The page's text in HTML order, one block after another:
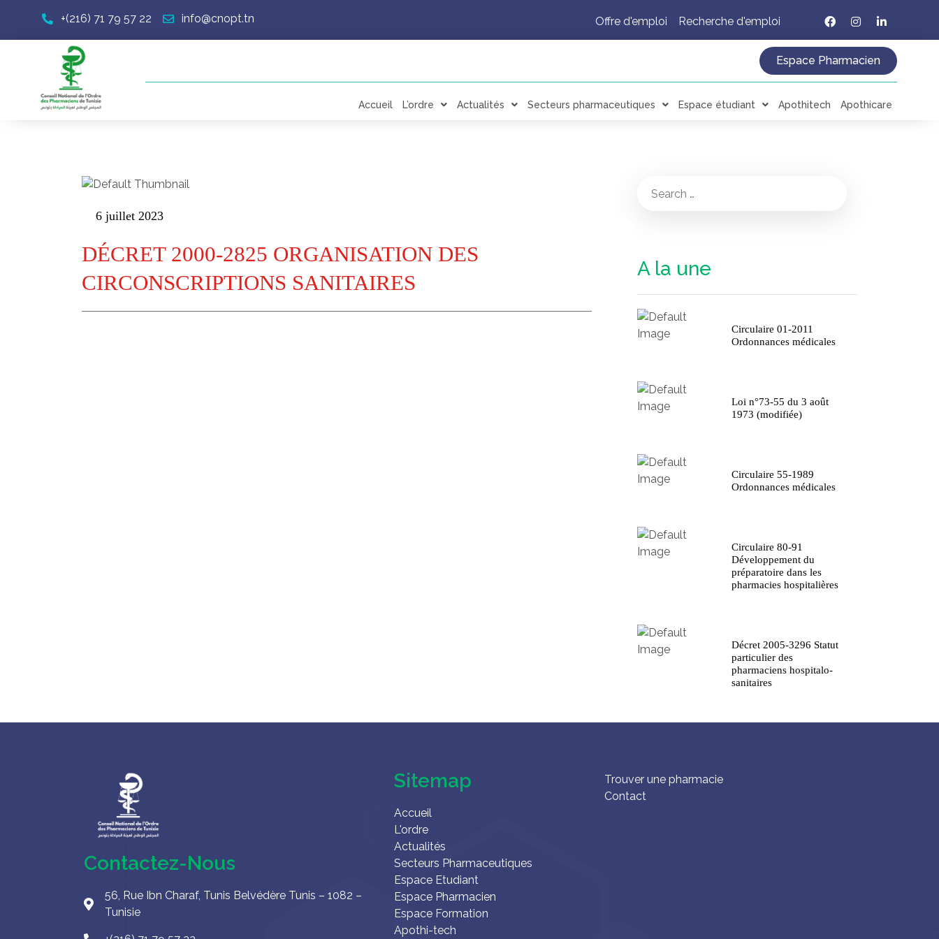
+(216) 71 79 57 22 info@cnopt.tn Offre d'emploi Recherche d'emploi
Espace Pharmacien
Accueil L’ordre Actualités Secteurs pharmaceutiques Espace étudiant Apothitech Apothicare
6 juillet 2023
DÉCRET 2000-2825 ORGANISATION DES
CIRCONSCRIPTIONS SANITAIRES
A la une
Circulaire 01-2011
Ordonnances médicales
Loi n°73-55 du 3 août
1973 (modifiée)
Circulaire 55-1989
Ordonnances médicales
Circulaire 80-91
Développement du
préparatoire dans les
pharmacies hospitalières
Décret 2005-3296 Statut
particulier des
pharmaciens hospitalo-
sanitaires
Contactez-Nous
56, Rue Ibn Charaf, Tunis Belvédère Tunis – 1082 –
Tunisie
Sitemap
Accueil
L'ordre
Actualités
Secteurs Pharmaceutiques
Espace Etudiant
Espace Pharmacien
Espace Formation
Apothi-tech
Trouver une pharmacie
Contact